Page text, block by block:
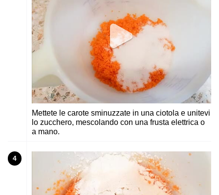
Mettete le carote sminuzzate in una ciotola e unitevi
lo zucchero, mescolando con una frusta elettrica o
a mano.
4